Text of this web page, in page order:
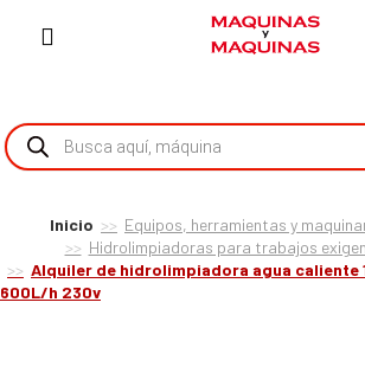
Inicio
Equipos, herramientas y
Hidrolimpiadoras para trabajos
Alquiler de hidrolimpiadora agua caliente
600L/h 230v